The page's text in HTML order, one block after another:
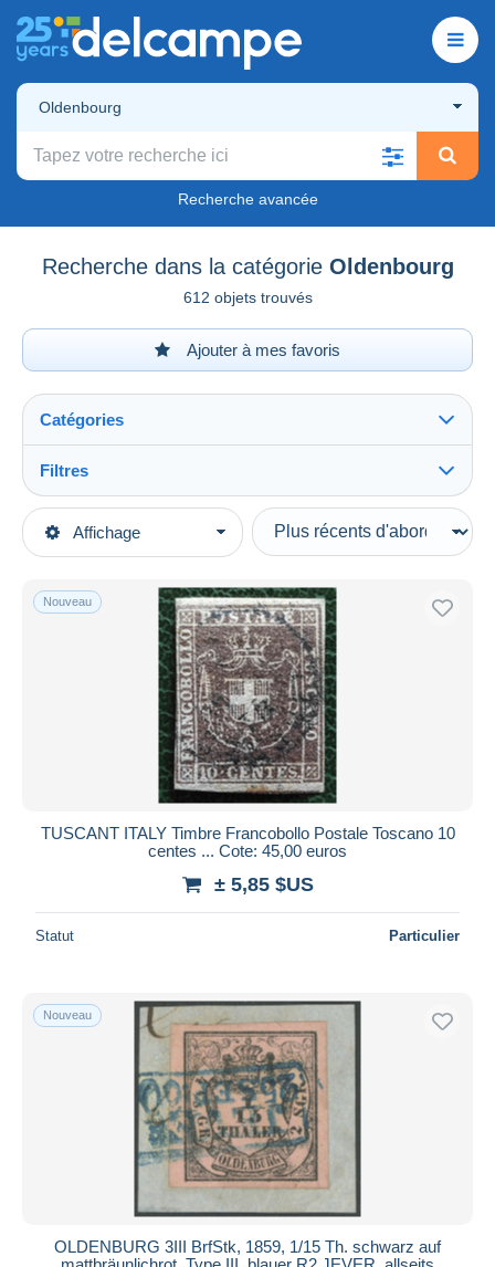
Oldenbourg
Recherche avancée
Recherche dans la catégorie Oldenbourg
612 objets trouvés
Ajouter à mes favoris
Affichage
Catégories
Catégories principales
Europe
Anciens Etats
Filtres
Types de vente
En cours
Prix fixes
Enchères avec offres
Enchères sans offres
Maisons de vente
Toutes les durées
depuis
jours
Prix
Uniquement en réduction
Livraison gratuite
Méthodes de paiement
PayPal
Virement bancaire
Visa
Mastercard
iDeal
Nouveau
TUSCANT ITALY Timbre Francobollo Postale Toscano 10
centes ... Cote: 45,00 euros
± 5,85 $US
Statut Particulier
Nouveau
OLDENBURG 3III BrfStk, 1859, 1/15 Th. schwarz auf